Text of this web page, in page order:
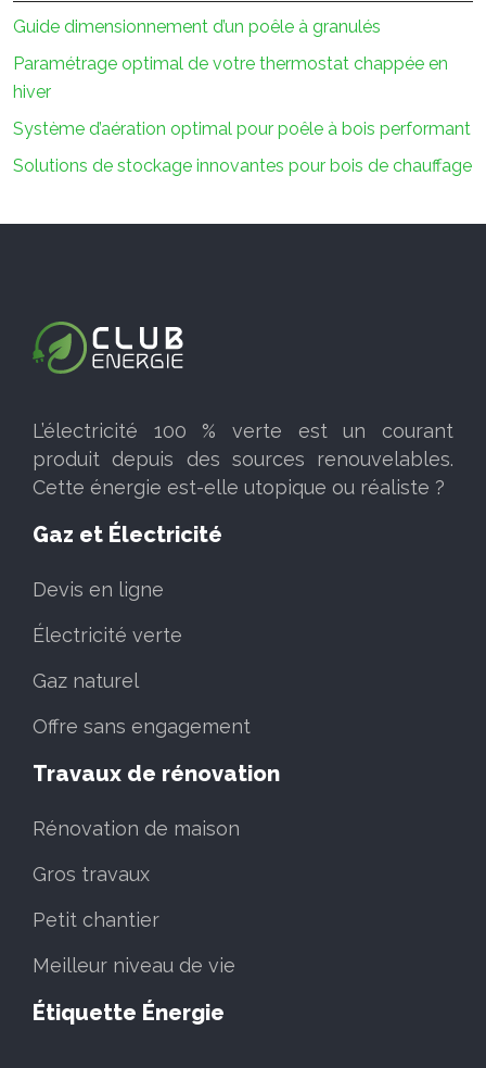
Guide dimensionnement d’un poêle à granulés
Paramétrage optimal de votre thermostat chappée en
hiver
Système d’aération optimal pour poêle à bois performant
Solutions de stockage innovantes pour bois de chauffage
L’électricité 100 % verte est un courant
produit depuis des sources renouvelables.
Cette énergie est-elle utopique ou réaliste ?
Gaz et Électricité
Devis en ligne
Électricité verte
Gaz naturel
Offre sans engagement
Travaux de rénovation
Rénovation de maison
Gros travaux
Petit chantier
Meilleur niveau de vie
Étiquette Énergie